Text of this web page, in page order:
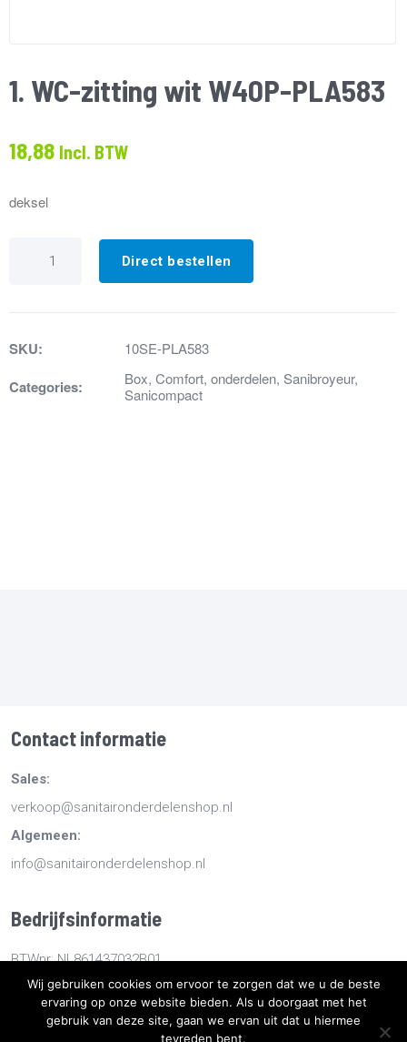
1. WC-zitting wit W40P-PLA583
18,88 Incl. BTW
deksel
aantal
Direct bestellen
SKU: 10SE-PLA583
Categories: Box, Comfort, onderdelen, Sanibroyeur,
Sanicompact
Contact informatie
Sales:
verkoop@sanitaironderdelenshop.nl
Algemeen:
info@sanitaironderdelenshop.nl
Bedrijfsinformatie
BTWnr: NL861437032B01
KvKnr: 78527112
Wij gebruiken cookies om ervoor te zorgen dat we u de beste
ervaring op onze website bieden. Als u doorgaat met het
gebruik van deze site, gaan we ervan uit dat u hiermee
tevreden bent.